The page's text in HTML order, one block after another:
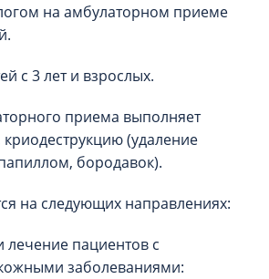
на амбулаторном приеме
с 3 лет и взрослых.
приема выполняет
(удаление
бородавок).
на следующих направлениях:
лечение пациентов с
заболеваниями: